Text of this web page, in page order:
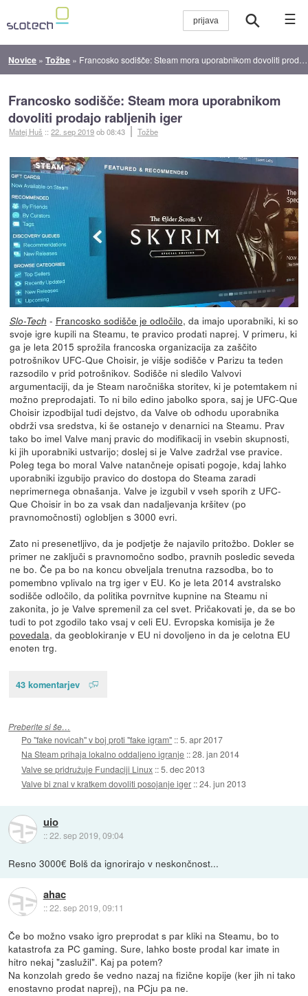
☰
Novice »Tožbe » Francosko sodišče: Steam mora uporabnikom dovoliti prodajo rabljenih iger
Francosko sodišče: Steam mora uporabnikom
dovoliti prodajo rabljenih iger
Matej Huš ::22. sep 2019ob 08:43 Tožbe
Slo-Tech - Francosko sodišče je odločilo, da imajo uporabniki, ki so
svoje igre kupili na Steamu, te pravico prodati naprej. V primeru, ki
ga je leta 2015 sprožila francoska organizacija za zaščito
potrošnikov UFC-Que Choisir, je višje sodišče v Parizu ta teden
razsodilo v prid potrošnikov. Sodišče ni sledilo Valvovi
argumentaciji, da je Steam naročniška storitev, ki je potemtakem ni
možno preprodajati. To ni bilo edino jabolko spora, saj je UFC-Que
Choisir izpodbijal tudi dejstvo, da Valve ob odhodu uporabnika
obdrži vsa sredstva, ki še ostanejo v denarnici na Steamu. Prav
tako bo imel Valve manj pravic do modifikacij in vsebin skupnosti,
ki jih uporabniki ustvarijo; doslej si je Valve zadržal vse pravice.
Poleg tega bo moral Valve natančneje opisati pogoje, kdaj lahko
uporabniki izgubijo pravico do dostopa do Steama zaradi
neprimernega obnašanja. Valve je izgubil v vseh sporih z UFC-
Que Choisir in bo za vsak dan nadaljevanja kršitev (po
pravnomočnosti) oglobljen s 3000 evri.
Zato ni presenetljivo, da je podjetje že najavilo pritožbo. Dokler se
primer ne zaključi s pravnomočno sodbo, pravnih posledic seveda
ne bo. Če pa bo na koncu obveljala trenutna razsodba, bo to
pomembno vplivalo na trg iger v EU. Ko je leta 2014 avstralsko
sodišče odločilo, da politika povrnitve kupnine na Steamu ni
zakonita, jo je Valve spremenil za cel svet. Pričakovati je, da se bo
tudi to pot zgodilo tako vsaj v celi EU. Evropska komisija je že
povedala, da geoblokiranje v EU ni dovoljeno in da je celotna EU
enoten trg.
43 komentarjev
Preberite si še…
Po "fake novicah" v boj proti "fake igram" ::5. apr 2017
Na Steam prihaja lokalno oddaljeno igranje ::28. jan 2014
Valve se pridružuje Fundaciji Linux ::5. dec 2013
Valve bi znal v kratkem dovoliti posojanje iger ::24. jun 2013
uio
::22. sep 2019, 09:04
Resno 3000€ Bolš da ignorirajo v neskončnost...
ahac
::22. sep 2019, 09:11
Če bo možno vsako igro preprodat s par kliki na Steamu, bo to
katastrofa za PC gaming. Sure, lahko boste prodal kar imate in
hitro nekaj "zaslužil". Kaj pa potem?
Na konzolah gredo še vedno nazaj na fizične kopije (ker jih ni tako
enostavno prodat naprej), na PCju pa ne.